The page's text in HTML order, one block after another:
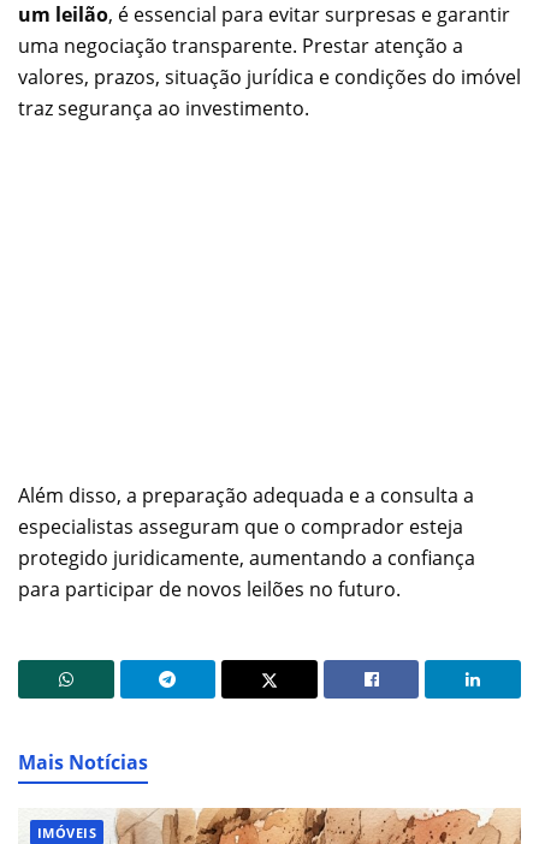
um leilão, é essencial para evitar surpresas e garantir
uma negociação transparente. Prestar atenção a
valores, prazos, situação jurídica e condições do imóvel
traz segurança ao investimento.
Além disso, a preparação adequada e a consulta a
especialistas asseguram que o comprador esteja
protegido juridicamente, aumentando a confiança
para participar de novos leilões no futuro.
Mais Notícias
IMÓVEIS